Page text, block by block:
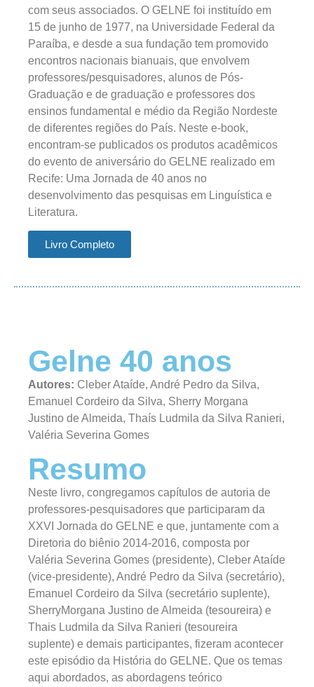
com seus associados. O GELNE foi instituído em
15 de junho de 1977, na Universidade Federal da
Paraíba, e desde a sua fundação tem promovido
encontros nacionais bianuais, que envolvem
professores/pesquisadores, alunos de Pós-
Graduação e de graduação e professores dos
ensinos fundamental e médio da Região Nordeste
de diferentes regiões do País. Neste e-book,
encontram-se publicados os produtos acadêmicos
do evento de aniversário do GELNE realizado em
Recife: Uma Jornada de 40 anos no
desenvolvimento das pesquisas em Linguística e
Literatura.
Livro Completo
Gelne 40 anos
Autores: Cleber Ataíde, André Pedro da Silva,
Emanuel Cordeiro da Silva, Sherry Morgana
Justino de Almeida, Thaís Ludmila da Silva Ranieri,
Valéria Severina Gomes
Resumo
Neste livro, congregamos capítulos de autoria de
professores-pesquisadores que participaram da
XXVI Jornada do GELNE e que, juntamente com a
Diretoria do biênio 2014-2016, composta por
Valéria Severina Gomes (presidente), Cleber Ataíde
(vice-presidente), André Pedro da Silva (secretário),
Emanuel Cordeiro da Silva (secretário suplente),
SherryMorgana Justino de Almeida (tesoureira) e
Thais Ludmila da Silva Ranieri (tesoureira
suplente) e demais participantes, fizeram acontecer
este episódio da História do GELNE. Que os temas
aqui abordados, as abordagens teórico